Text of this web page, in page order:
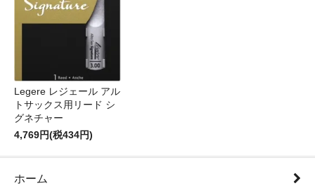
Legere レジェール アル
トサックス用リード シ
グネチャー
4,769円(税434円)
ホーム